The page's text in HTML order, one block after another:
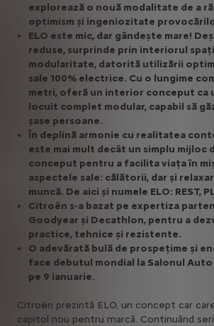
explorează o nouă modalitate de a
optimism și ingeniozitate
ELO este mic, dar gândește mare!
reduse, surprinde prin interiorul
modularitate, datorită utilizării
sale 100% electrice. Cu o lungime
metri, oferă un interior conceput ca
locuit complet modular, capabil să
șase persoane.
În deplină armonie cu realitatea
este mai mult decât un simplu mijloc
conceput pentru a facilita viața în
aspectele sale: călătorii, dar și
muncă. De aici și numele ELO: REST,
Citroën s-a bazat pe expertiza
Goodyear și Decathlon, pentru a
practice, tehnice și rezistente.
O adevărată bulă de prospețime și
face debutul mondial la Salonul Auto
pe 9 ianuarie.
Citroën prezintă ELO, un concept car
capitol nou pentru marcă. Continuând